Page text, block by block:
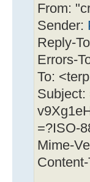
From:
Sender:
Reply-
Errors-
To:
Subject:
=?ISO-
Mime-